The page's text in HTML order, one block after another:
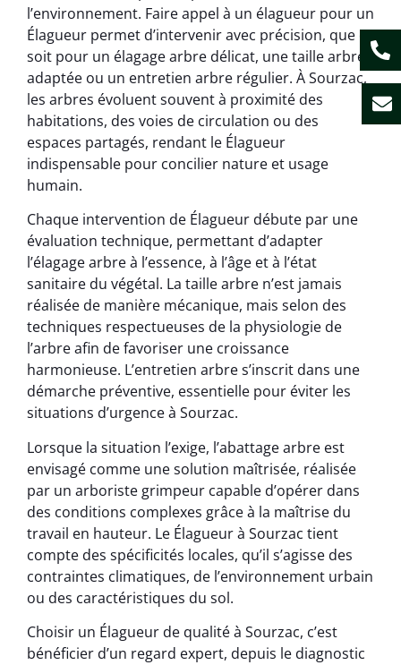
l’environnement. Faire appel à un élagueur pour un
Élagueur permet d’intervenir avec précision, que ce
soit pour un élagage arbre délicat, une taille arbre
adaptée ou un entretien arbre régulier. À Sourzac,
les arbres évoluent souvent à proximité des
habitations, des voies de circulation ou des
espaces partagés, rendant le Élagueur
indispensable pour concilier nature et usage
humain.
Chaque intervention de Élagueur débute par une
évaluation technique, permettant d’adapter
l’élagage arbre à l’essence, à l’âge et à l’état
sanitaire du végétal. La taille arbre n’est jamais
réalisée de manière mécanique, mais selon des
techniques respectueuses de la physiologie de
l’arbre afin de favoriser une croissance
harmonieuse. L’entretien arbre s’inscrit dans une
démarche préventive, essentielle pour éviter les
situations d’urgence à Sourzac.
Lorsque la situation l’exige, l’abattage arbre est
envisagé comme une solution maîtrisée, réalisée
par un arboriste grimpeur capable d’opérer dans
des conditions complexes grâce à la maîtrise du
travail en hauteur. Le Élagueur à Sourzac tient
compte des spécificités locales, qu’il s’agisse des
contraintes climatiques, de l’environnement urbain
ou des caractéristiques du sol.
Choisir un Élagueur de qualité à Sourzac, c’est
bénéficier d’un regard expert, depuis le diagnostic